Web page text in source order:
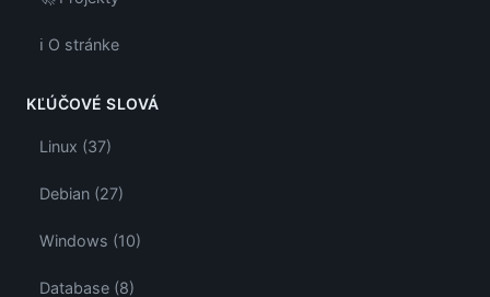
ℹ️ O stránke
KĽÚČOVÉ SLOVÁ
Linux (37)
Debian (27)
Windows (10)
Database (8)